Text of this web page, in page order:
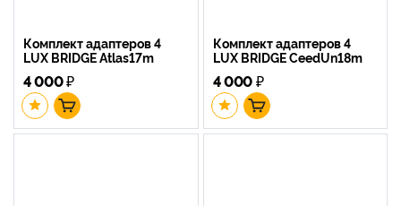
Комплект адаптеров 4
LUX BRIDGE Atlas17m
4 000₽
Комплект адаптеров 4
LUX BRIDGE CeedUn18m
4 000₽